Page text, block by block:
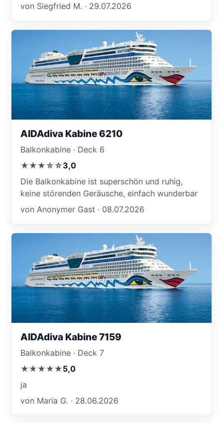
von Siegfried M. · 29.07.2026
AIDAdiva Kabine 6210
Balkonkabine · Deck 6
★★★☆☆3,0
Die Balkonkabine ist superschön und ruhig,
keine störenden Geräusche, einfach wunderbar
von Anonymer Gast · 08.07.2026
AIDAdiva Kabine 7159
Balkonkabine · Deck 7
★★★★★5,0
ja
von Maria G. · 28.06.2026